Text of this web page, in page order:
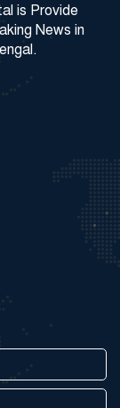
is Provide
News in